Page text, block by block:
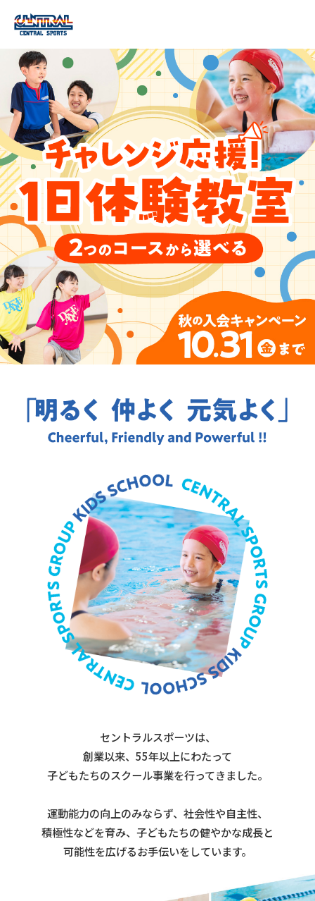
セントラルスポーツは、
創業以来、55年以上にわたって
子どもたちのスクール事業を行ってきました。
運動能力の向上のみならず、社会性や自主性、
積極性などを育み、子どもたちの健やかな成長と
可能性を広げるお手伝いをしています。